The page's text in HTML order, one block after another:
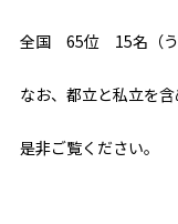
全国 65位 15名（う
なお、都立と私立を
是非ご覧ください。